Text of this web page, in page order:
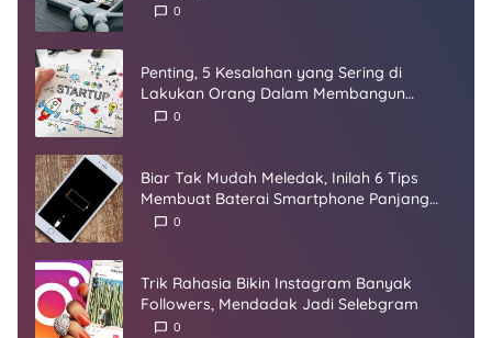
0
Penting, 5 Kesalahan yang Sering di
Lakukan Orang Dalam Membangun
Startup
0
Biar Tak Mudah Meledak, Inilah 6 Tips
Membuat Baterai Smartphone Panjang
Umur
0
Trik Rahasia Bikin Instagram Banyak
Followers, Mendadak Jadi Selebgram
0